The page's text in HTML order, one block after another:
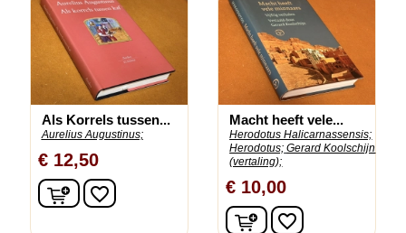
Als Korrels tussen...
Aurelius Augustinus;
€ 12,50
In winkelwagen
favorite_border
Macht heeft vele...
Herodotus Halicarnassensis;
Herodotus; Gerard Koolschijn
(vertaling);
€ 10,00
In winkelwagen
favorite_border